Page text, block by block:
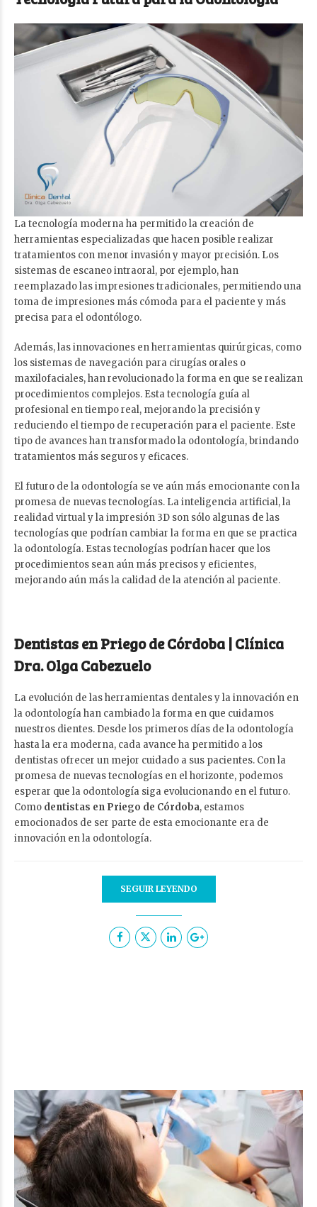
La tecnología moderna ha permitido la creación de
herramientas especializadas que hacen posible realizar
tratamientos con menor invasión y mayor precisión. Los
sistemas de escaneo intraoral, por ejemplo, han
reemplazado las impresiones tradicionales, permitiendo una
toma de impresiones más cómoda para el paciente y más
precisa para el odontólogo.
Además, las innovaciones en herramientas quirúrgicas, como
los sistemas de navegación para cirugías orales o
maxilofaciales, han revolucionado la forma en que se realizan
procedimientos complejos. Esta tecnología guía al
profesional en tiempo real, mejorando la precisión y
reduciendo el tiempo de recuperación para el paciente. Este
tipo de avances han transformado la odontología, brindando
tratamientos más seguros y eficaces.
El futuro de la odontología se ve aún más emocionante con la
promesa de nuevas tecnologías. La inteligencia artificial, la
realidad virtual y la impresión 3D son sólo algunas de las
tecnologías que podrían cambiar la forma en que se practica
la odontología. Estas tecnologías podrían hacer que los
procedimientos sean aún más precisos y eficientes,
mejorando aún más la calidad de la atención al paciente.
Dentistas en Priego de Córdoba | Clínica
Dra. Olga Cabezuelo
La evolución de las herramientas dentales y la innovación en
la odontología han cambiado la forma en que cuidamos
nuestros dientes. Desde los primeros días de la odontología
hasta la era moderna, cada avance ha permitido a los
dentistas ofrecer un mejor cuidado a sus pacientes. Con la
promesa de nuevas tecnologías en el horizonte, podemos
esperar que la odontología siga evolucionando en el futuro.
Como dentistas en Priego de Córdoba, estamos
emocionados de ser parte de esta emocionante era de
innovación en la odontología.
SEGUIR LEYENDO